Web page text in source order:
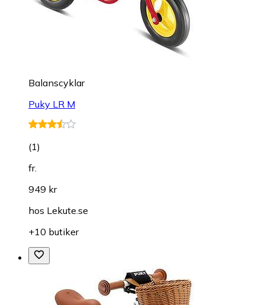
Balanscyklar
Puky LR M
(1)
fr.
949 kr
hos Lekute.se
+10 butiker